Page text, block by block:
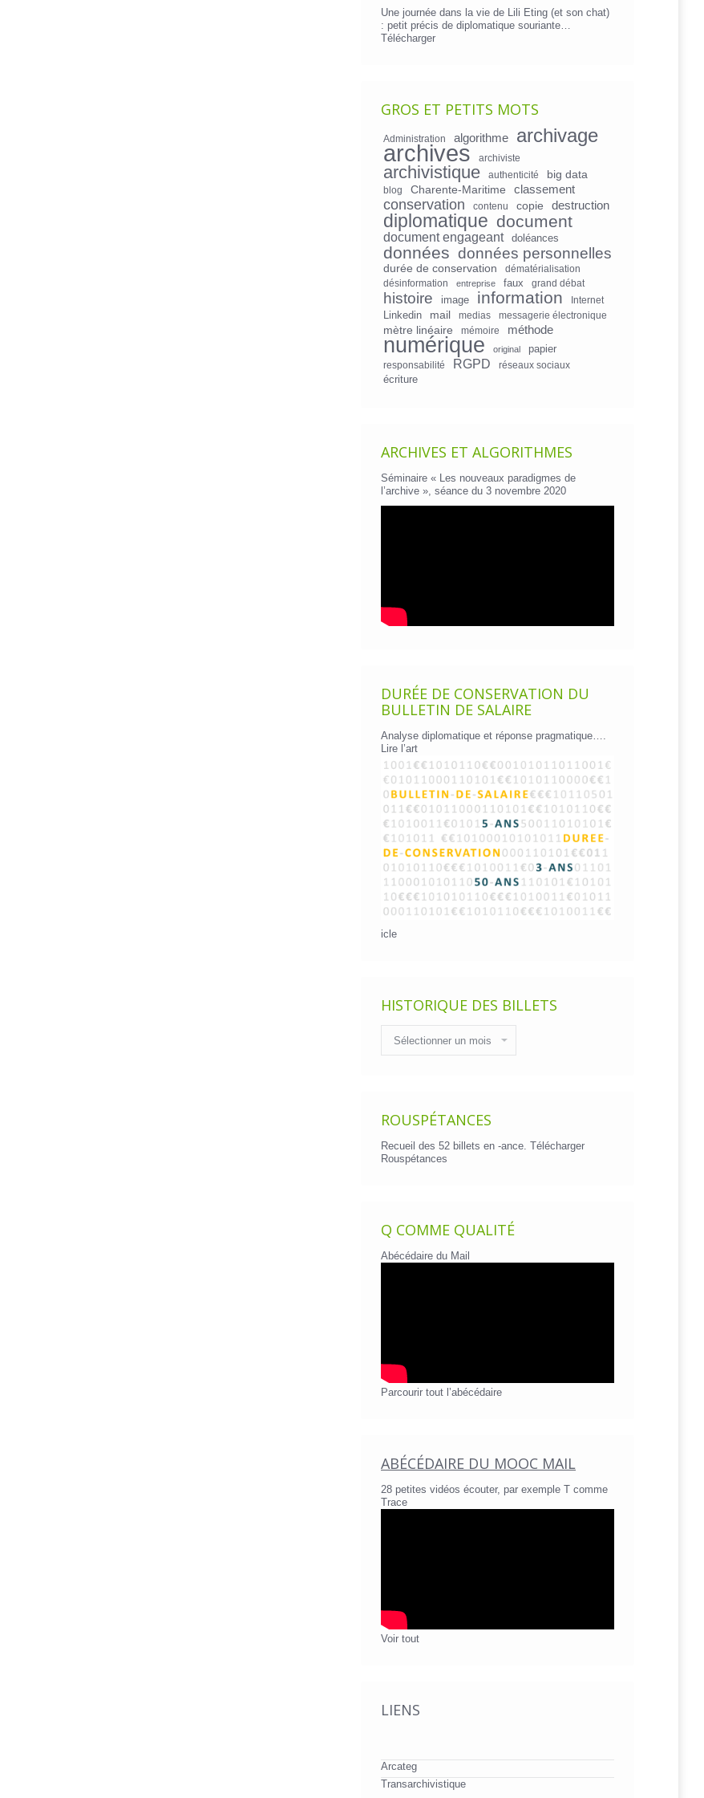
Une journée dans la vie de Lili Eting (et son chat)
: petit précis de diplomatique souriante…
Télécharger
GROS ET PETITS MOTS
Administration algorithme archivage
archives archiviste
archivistique authenticité big data
blog Charente-Maritime classement
conservation contenu copie destruction
diplomatique document
document engageant doléances
données données personnelles
durée de conservation
dématérialisation
désinformation
entreprise faux grand débat
histoire image information Internet
Linkedin mail medias messagerie électronique
mètre linéaire mémoire méthode
numérique original papier
responsabilité RGPD réseaux sociaux
écriture
ARCHIVES ET ALGORITHMES
Séminaire « Les nouveaux paradigmes de
l’archive », séance du 3 novembre 2020
DURÉE DE CONSERVATION DU
BULLETIN DE SALAIRE
Analyse diplomatique et réponse pragmatique….
Lire l’art
icle
HISTORIQUE DES BILLETS
des
billets
ROUSPÉTANCES
Recueil des 52 billets en -ance. Télécharger
Rouspétances
Q COMME QUALITÉ
Abécédaire du Mail
Parcourir tout l’abécédaire
ABÉCÉDAIRE DU MOOC MAIL
28 petites vidéos écouter, par exemple T comme
Trace
Voir tout
LIENS
Arcateg
Transarchivistique